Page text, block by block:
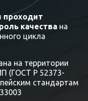
проходит
качества на
цикла
на территории
(ГОСТ Р 52373-
стандартам